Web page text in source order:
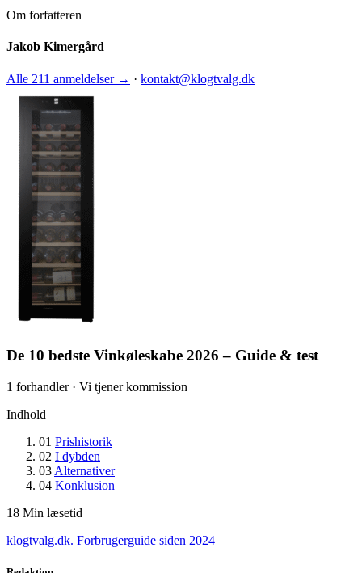
Om forfatteren
Jakob Kimergård
Alle 211 anmeldelser → · kontakt@klogtvalg.dk
De 10 bedste Vinkøleskabe 2026 – Guide & test
1 forhandler · Vi tjener kommission
Indhold
01 Prishistorik
02 I dybden
03 Alternativer
04 Konklusion
18 Min læsetid
klogtvalg.dk. Forbrugerguide siden 2024